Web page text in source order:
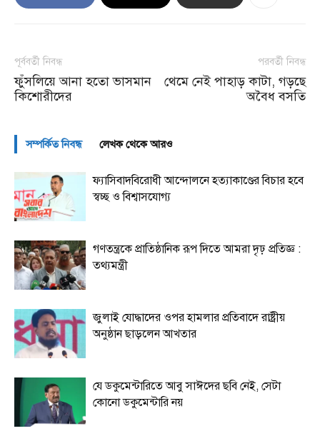
পূর্ববর্তী নিবন্ধ
ফুঁসলিয়ে আনা হতো ভাসমান
কিশোরীদের
পরবর্তী নিবন্ধ
থেমে নেই পাহাড় কাটা, গড়ছে
অবৈধ বসতি
সম্পর্কিত নিবন্ধ লেখক থেকে আরও
ফ্যাসিবাদবিরোধী আন্দোলনে হত্যাকাণ্ডের বিচার হবে
স্বচ্ছ ও বিশ্বাসযোগ্য
গণতন্ত্রকে প্রাতিষ্ঠানিক রূপ দিতে আমরা দৃঢ় প্রতিজ্ঞ :
তথ্যমন্ত্রী
জুলাই যোদ্ধাদের ওপর হামলার প্রতিবাদে রাষ্ট্রীয়
অনুষ্ঠান ছাড়লেন আখতার
যে ডকুমেন্টারিতে আবু সাঈদের ছবি নেই, সেটা
কোনো ডকুমেন্টারি নয়